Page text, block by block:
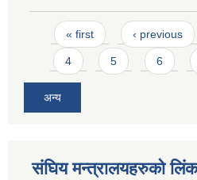
Pages
« first ‹ previous
4 5 6
अन्य
संघिय मन्त्र‍ालयहरुको लिंक